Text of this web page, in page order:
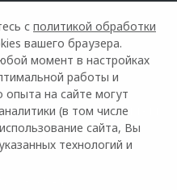
+7 (8362) 38-11-11
с политикой обработки
вашего браузера.
момент в настройках
работы и
опыта на сайте могут
(в том числе
сайта, Вы
технологий и